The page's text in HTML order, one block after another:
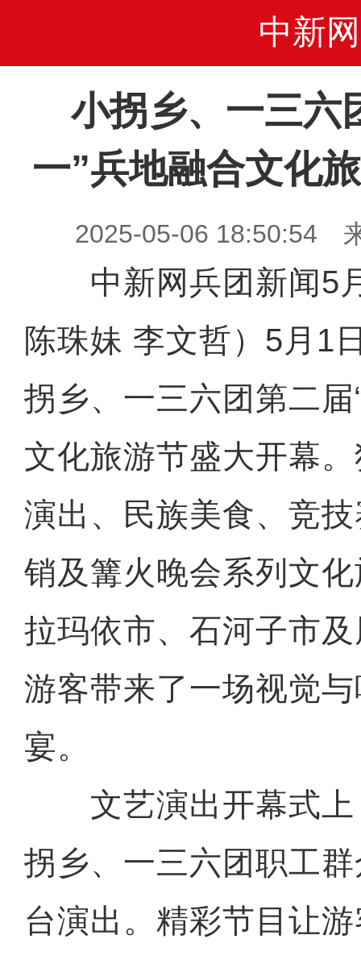
中新网
小拐乡、一三六
一”兵地融合文化
2025-05-06 18:50:54
中新网兵团新闻5
陈珠妹 李文哲）5月1
拐乡、一三六团第二届
文化旅游节盛大开幕
演出、民族美食、竞
销及篝火晚会系列文
拉玛依市、石河子市
游客带来了一场视觉
宴。
文艺演出开幕式上
拐乡、一三六团职工
台演出。精彩节目让